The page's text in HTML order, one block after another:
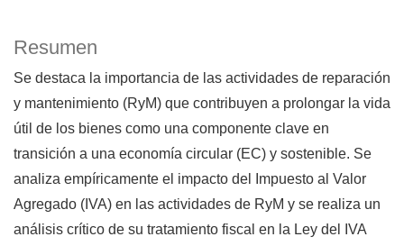
Resumen
Se destaca la importancia de las actividades de reparación
y mantenimiento (RyM) que contribuyen a prolongar la vida
útil de los bienes como una componente clave en
transición a una economía circular (EC) y sostenible. Se
analiza empíricamente el impacto del Impuesto al Valor
Agregado (IVA) en las actividades de RyM y se realiza un
análisis crítico de su tratamiento fiscal en la Ley del IVA